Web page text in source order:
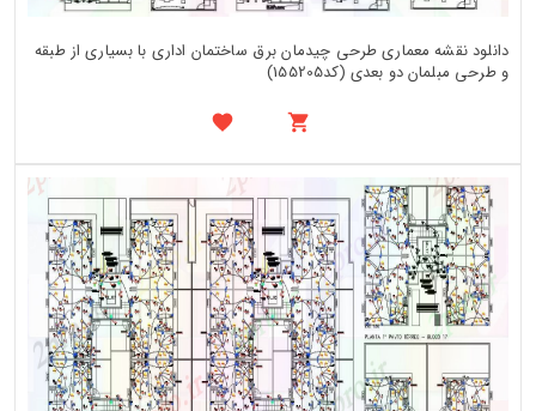
دانلود نقشه معماری طرحی چیدمان برق ساختمان اداری با بسیاری از طبقه
و طرحی مبلمان دو بعدی (کد155205)